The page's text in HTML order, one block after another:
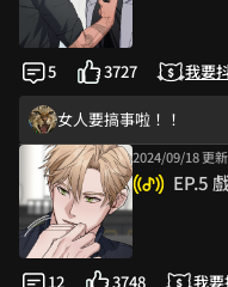
哇
畫風好讚喔！
超級好看 畫風跟劇情都很
有趣的背景設定～黑道跟
一言不合就壁咚
5 3727 我要
女人要搞事啦！！
是不是直接拉上床OOXX
龍哥好像小時候會故意
2024/09/18 更新
EP.5
12 3748 我要